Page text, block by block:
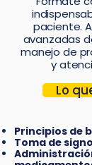
paciente.
avanzadas
manejo de
y
Lo
Principios de
Toma de